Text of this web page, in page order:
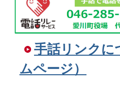
手話リンクに
ムページ）